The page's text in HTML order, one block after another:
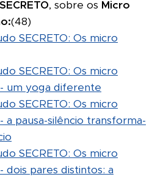
SECRETO, sobre os Micro
(48)
SECRETO: Os micro
SECRETO: Os micro
um yoga diferente
SECRETO: Os micro
a pausa-silêncio transforma-
SECRETO: Os micro
dois pares distintos: a